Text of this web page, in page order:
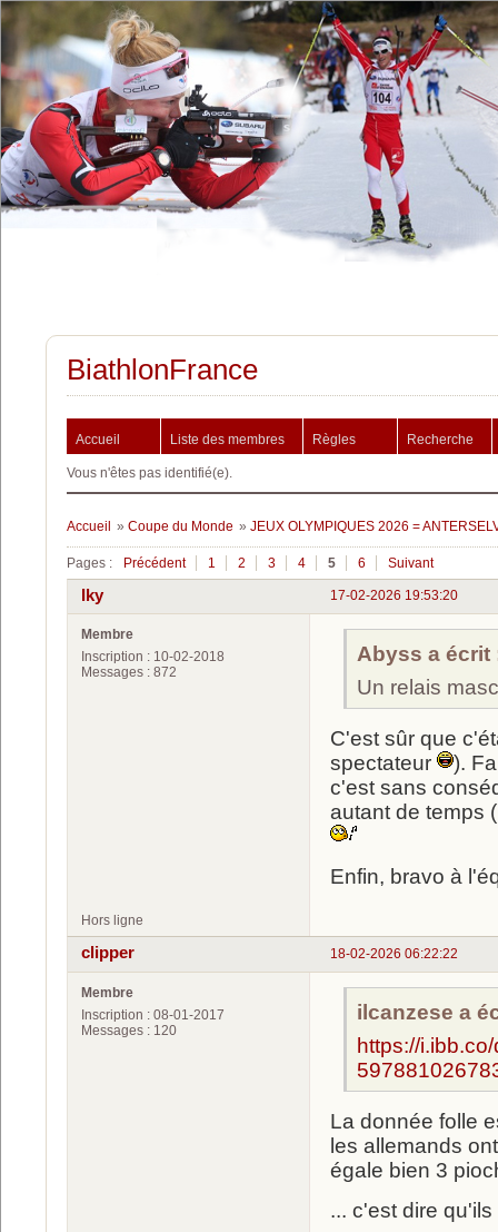
BiathlonFrance
Accueil Liste des membres Règles Recherche
Vous n'êtes pas identifié(e).
Accueil » Coupe du Monde » JEUX OLYMPIQUES 2026 =
Pages : Précédent 1 2 3 4 5 6 Suivant
17-02-2026 19:53:20
Iky
Membre
Inscription : 10-02-2018
Messages : 872
Abyss a écrit
Un relais
C'est sûr que
spectateur
).
c'est sans
autant de temps
Enfin, bravo à
Hors ligne
18-02-2026 06:22:22
clipper
Membre
Inscription : 08-01-2017
Messages : 120
ilcanzese a
https://
La donnée folle
les allemands
égale bien 3
... c'est dire